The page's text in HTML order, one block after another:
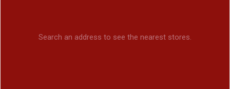
Search an address to see the nearest stores.